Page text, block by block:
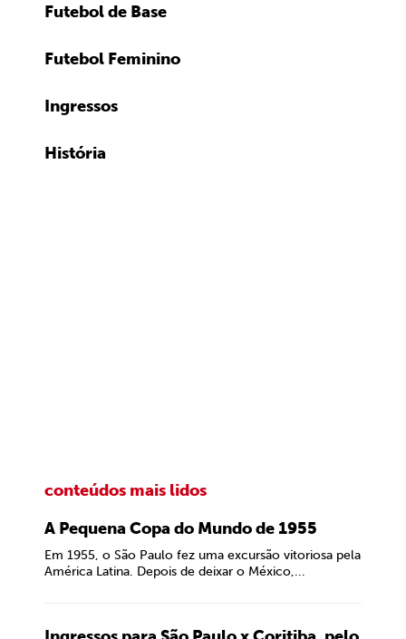
Futebol de Base
Futebol Feminino
Ingressos
História
conteúdos mais lidos
A Pequena Copa do Mundo de 1955
Em 1955, o São Paulo fez uma excursão vitoriosa pela
América Latina. Depois de deixar o México,...